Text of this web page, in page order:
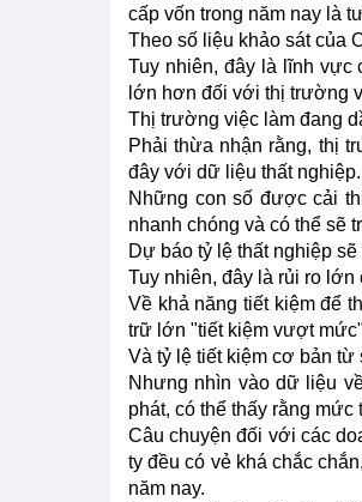
cấp vốn trong năm nay là
Theo số liệu khảo sát của
Tuy nhiên, đây là lĩnh
lớn hơn đối với thị trường
Thị trường việc làm đang
Phải thừa nhận rằng, thị
đây với dữ liệu thất nghiệp.
Những con số được cải
nhanh chóng và có thể sẽ
Dự báo tỷ lệ thất nghiệp
Tuy nhiên, đây là rủi ro lớn
Về khả năng tiết kiệm để
trữ lớn "tiết kiệm vượt
Và tỷ lệ tiết kiệm cơ bản
Nhưng nhìn vào dữ liệu
phát, có thể thấy rằng
Câu chuyện đối với các
ty đều có vẻ khá chắc
năm nay.